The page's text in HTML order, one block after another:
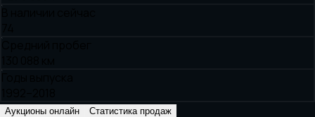
Аукционы онлайн Статистика продаж